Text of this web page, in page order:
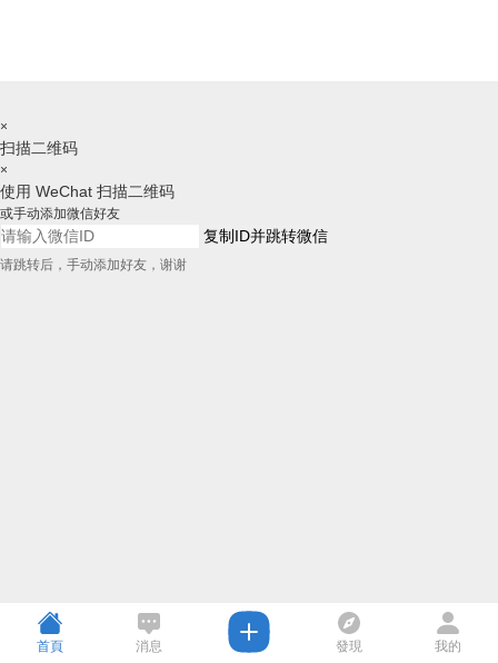
×
扫描二维码
×
使用 WeChat 扫描二维码
或手动添加微信好友
复制ID并跳转微信
请跳转后，手动添加好友，谢谢
首頁 消息 發現 我的